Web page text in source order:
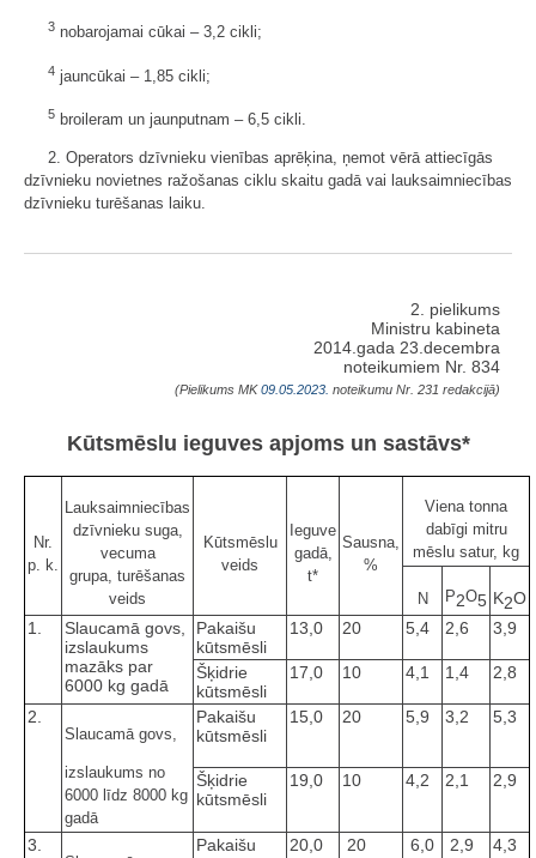
3 nobarojamai cūkai – 3,2 cikli;
4 jauncūkai – 1,85 cikli;
5 broileram un jaunputnam – 6,5 cikli.
2. Operators dzīvnieku vienības aprēķina, ņemot vērā attiecīgās
dzīvnieku novietnes ražošanas ciklu skaitu gadā vai lauksaimniecības
dzīvnieku turēšanas laiku.
2. pielikums
Ministru kabineta
2014.gada 23.decembra
noteikumiem Nr. 834
(Pielikums MK09.05.2023. noteikumu Nr. 231 redakcijā)
Kūtsmēslu ieguves apjoms un sastāvs*
Nr.
p. k.
Lauksaimniecības
dzīvnieku suga,
vecuma
grupa, turēšanas
veids
Kūtsmēslu
veids
Ieguve
gadā,
t*
Sausna,
%
Viena tonna
dabīgi mitru
mēslu satur, kg
N P2O5 K2O
1.
Slaucamā govs,
izslaukums
mazāks par
6000 kg gadā
Pakaišu
kūtsmēsli
13,0 20 5,4 2,6 3,9
Šķidrie
kūtsmēsli
17,0 10 4,1 1,4 2,8
2.
Slaucamā govs,
izslaukums no
6000 līdz 8000 kg
gadā
Pakaišu
kūtsmēsli
15,0 20 5,9 3,2 5,3
Šķidrie
kūtsmēsli
19,0 10 4,2 2,1 2,9
3.
Pakaišu
20,0 20 6,0 2,9 4,3